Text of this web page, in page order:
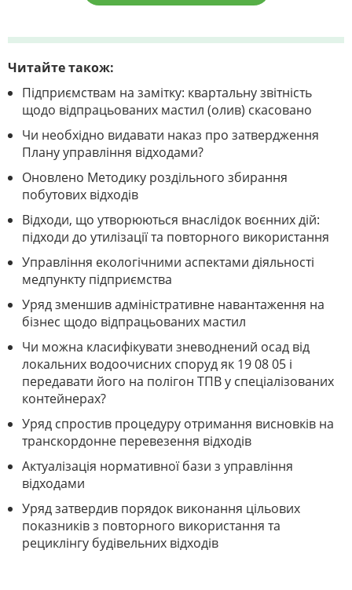
Читайте також:
Підприємствам на замітку: квартальну звітність
щодо відпрацьованих мастил (олив) скасовано
Чи необхідно видавати наказ про затвердження
Плану управління відходами?
Оновлено Методику роздільного збирання
побутових відходів
Відходи, що утворюються внаслідок воєнних дій:
підходи до утилізації та повторного використання
Управління екологічними аспектами діяльності
медпункту підприємства
Уряд зменшив адміністративне навантаження на
бізнес щодо відпрацьованих мастил
Чи можна класифікувати зневоднений осад від
локальних водоочисних споруд як 19 08 05 і
передавати його на полігон ТПВ у спеціалізованих
контейнерах?
Уряд спростив процедуру отримання висновків на
транскордонне перевезення відходів
Актуалізація нормативної бази з управління
відходами
Уряд затвердив порядок виконання цільових
показників з повторного використання та
рециклінгу будівельних відходів